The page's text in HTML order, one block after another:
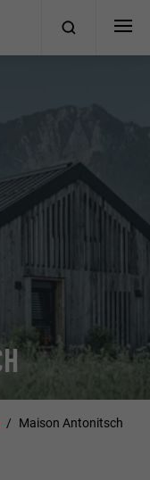
Maison Antonitsch